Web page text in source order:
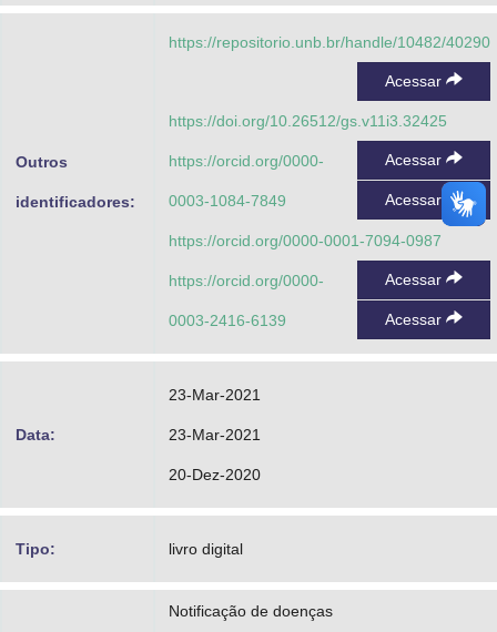
Outros
identificadores:
https://repositorio.unb.br/handle/10482/40290
Acessar
https://doi.org/10.26512/gs.v11i3.32425
Acessar
https://orcid.org/0000-
0003-1084-7849 Acessar
https://orcid.org/0000-0001-7094-0987
Acessar
https://orcid.org/0000-
0003-2416-6139 Acessar
Data:
23-Mar-2021
23-Mar-2021
20-Dez-2020
Tipo: livro digital
Notificação de doenças